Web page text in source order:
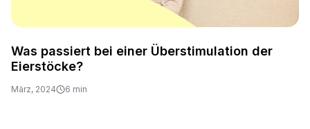
Was passiert bei einer Überstimulation der
Eierstöcke?
März, 2024 6 min